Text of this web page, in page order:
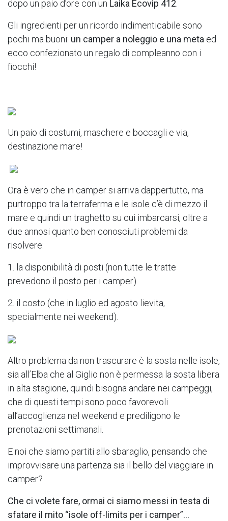
dopo un paio d’ore con un Laika Ecovip 412
Gli ingredienti per un ricordo indimenticabile sono
pochi ma buoni: un camper a noleggio e una meta ed
ecco confezionato un regalo di compleanno con i
fiocchi!
Un paio di costumi, maschere e boccagli e via,
destinazione mare!
Ora è vero che in camper si arriva dappertutto, ma
purtroppo tra la terraferma e le isole c’è di mezzo il
mare e quindi un traghetto su cui imbarcarsi, oltre a
due annosi quanto ben conosciuti problemi da
risolvere:
1. la disponibilità di posti (non tutte le tratte
prevedono il posto per i camper)
2. il costo (che in luglio ed agosto lievita,
specialmente nei weekend).
Altro problema da non trascurare è la sosta nelle isole,
sia all’Elba che al Giglio non è permessa la sosta libera
in alta stagione, quindi bisogna andare nei campeggi,
che di questi tempi sono poco favorevoli
all’accoglienza nel weekend e prediligono le
prenotazioni settimanali.
E noi che siamo partiti allo sbaraglio, pensando che
improvvisare una partenza sia il bello del viaggiare in
camper?
Che ci volete fare, ormai ci siamo messi in testa di
sfatare il mito “isole off-limits per i camper”…